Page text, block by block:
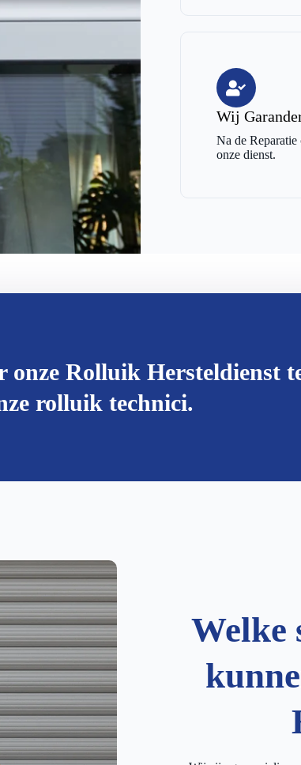
Wij
Na de
onze dienst.
onze Rolluik Hersteldienst
rolluik technici.
Welke